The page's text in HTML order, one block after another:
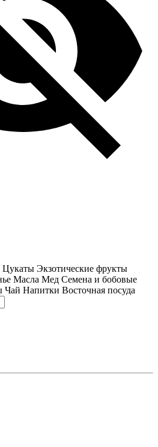
Цукаты Экзотические фрукты
Масла Мед Семена и бобовые
Чай Напитки Восточная посуда